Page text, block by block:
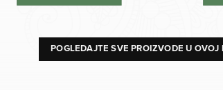
138,00 €
POGLEDAJTE SVE PROIZVODE U OVOJ